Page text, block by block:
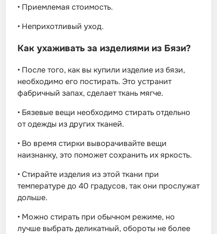
• Приемлемая стоимость.
• Неприхотливый уход.
Как ухаживать за изделиями из Бязи?
• После того, как вы купили изделие из бязи,
необходимо его постирать. Это устранит
фабричный запах, сделает ткань мягче.
• Бязевые вещи необходимо стирать отдельно
от одежды из других тканей.
• Во время стирки выворачивайте вещи
наизнанку, это поможет сохранить их яркость.
•Стирайте изделия из этой ткани при
температуре до 40 градусов, так они прослужат
дольше.
• Можно стирать при обычном режиме, но
лучше выбрать деликатный, обороты не более